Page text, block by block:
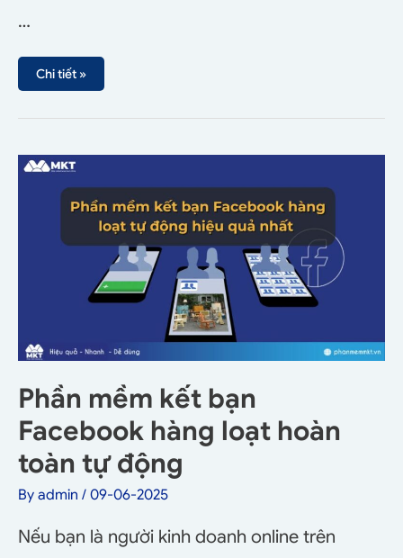
…
Chi tiết »
Phần mềm kết bạn
Facebook hàng loạt hoàn
toàn tự động
By admin / 09-06-2025
Nếu bạn là người kinh doanh online trên